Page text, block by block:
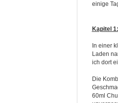
einige
Kapitel
In einer
Laden
ich dort
Die
60ml